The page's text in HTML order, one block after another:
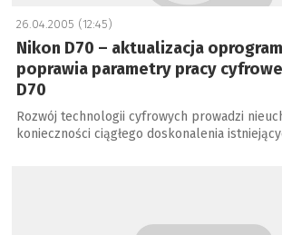
26.04.2005 (12:45)
Nikon D70 – aktualizacja
poprawia parametry pracy
D70
Rozwój technologii cyfrowych prowadzi
konieczności ciągłego doskonalenia